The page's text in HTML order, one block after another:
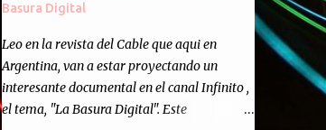
semanario como panelista, y a ustedes. Por
eso se nos ocurrió la idea de emitir video en
vivo. La tarea no fué facil, hubo que
coordinar horarios, preparar el estudio,
configurar muchos programejos y hacer
Basura Digital
Leo en la revista del Cable que aqui en
Argentina, van a estar proyectando un
interesante documental en el canal Infinito ,
el tema, "La Basura Digital". Este